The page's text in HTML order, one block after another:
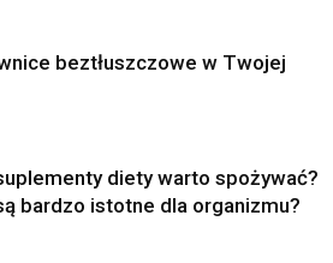
beztłuszczowe w Twojej
diety warto spożywać?
bardzo istotne dla organizmu?